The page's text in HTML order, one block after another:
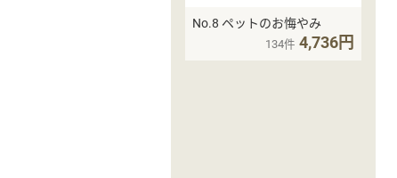
No.8 ペットのお悔やみ
134件 4,736円